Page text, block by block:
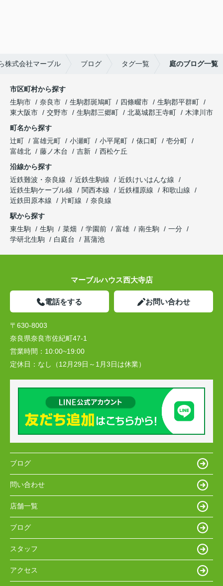
株式会社マーブル ブログ タグ一覧 庭のブログ一覧
市区町村から探す
生駒市
奈良市 生駒郡斑鳩町 四條畷市
生駒郡平群町
東大阪市
交野市 生駒郡三郷町 北葛城郡王寺町
木津川市
町名から探す
辻町
富雄元町 小瀬町 小平尾町 俵口町
壱分町
富雄北
藤ノ木台 吉新
西松ケ丘
沿線から探す
近鉄難波・奈良線
近鉄生駒線
近鉄けいはんな線
近鉄生駒ケーブル線
関西本線 近鉄橿原線
和歌山線
近鉄田原本線
片町線
奈良線
駅から探す
東生駒
生駒 菜畑 学園前 富雄 南生駒
一分
学研北生駒
白庭台 菖蒲池
マーブルハウス西大寺店
電話をする お問い合わせ
〒630-8003
奈良県奈良市佐紀町47-1
営業時間： 10:00~19:00
定休日： なし（12月29日～1月3日は休業）
ブログ
問い合わせ
店舗一覧
ブログ
スタッフ
アクセス